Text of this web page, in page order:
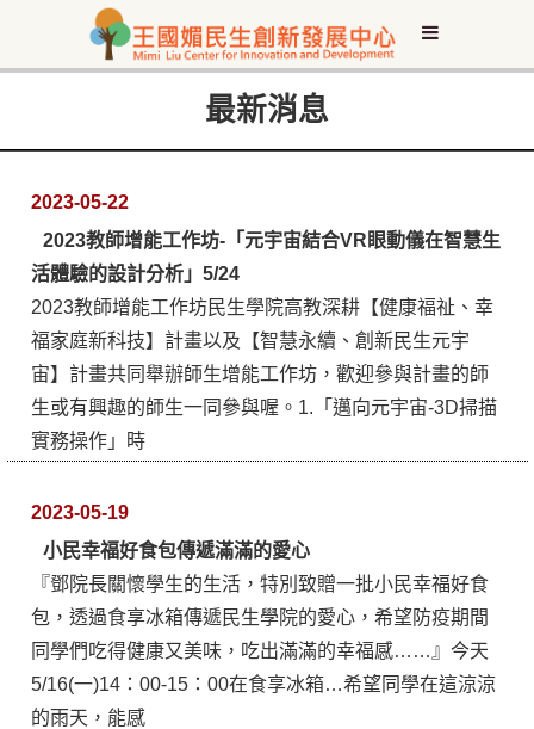
最新消息
2023-05-22
2023教師增能工作坊-「元宇宙結合VR眼動儀在智慧生
活體驗的設計分析」5/24
2023教師增能工作坊民生學院高教深耕【健康福祉、幸
福家庭新科技】計畫以及【智慧永續、創新民生元宇
宙】計畫共同舉辦師生增能工作坊，歡迎參與計畫的師
生或有興趣的師生一同參與喔。1.「邁向元宇宙-3D掃描
實務操作」時
2023-05-19
小民幸福好食包傳遞滿滿的愛心
『鄧院長關懷學生的生活，特別致贈一批小民幸福好食
包，透過食享冰箱傳遞民生學院的愛心，希望防疫期間
同學們吃得健康又美味，吃出滿滿的幸福感……』今天
5/16(一)14：00-15：00在食享冰箱…希望同學在這涼涼
的雨天，能感